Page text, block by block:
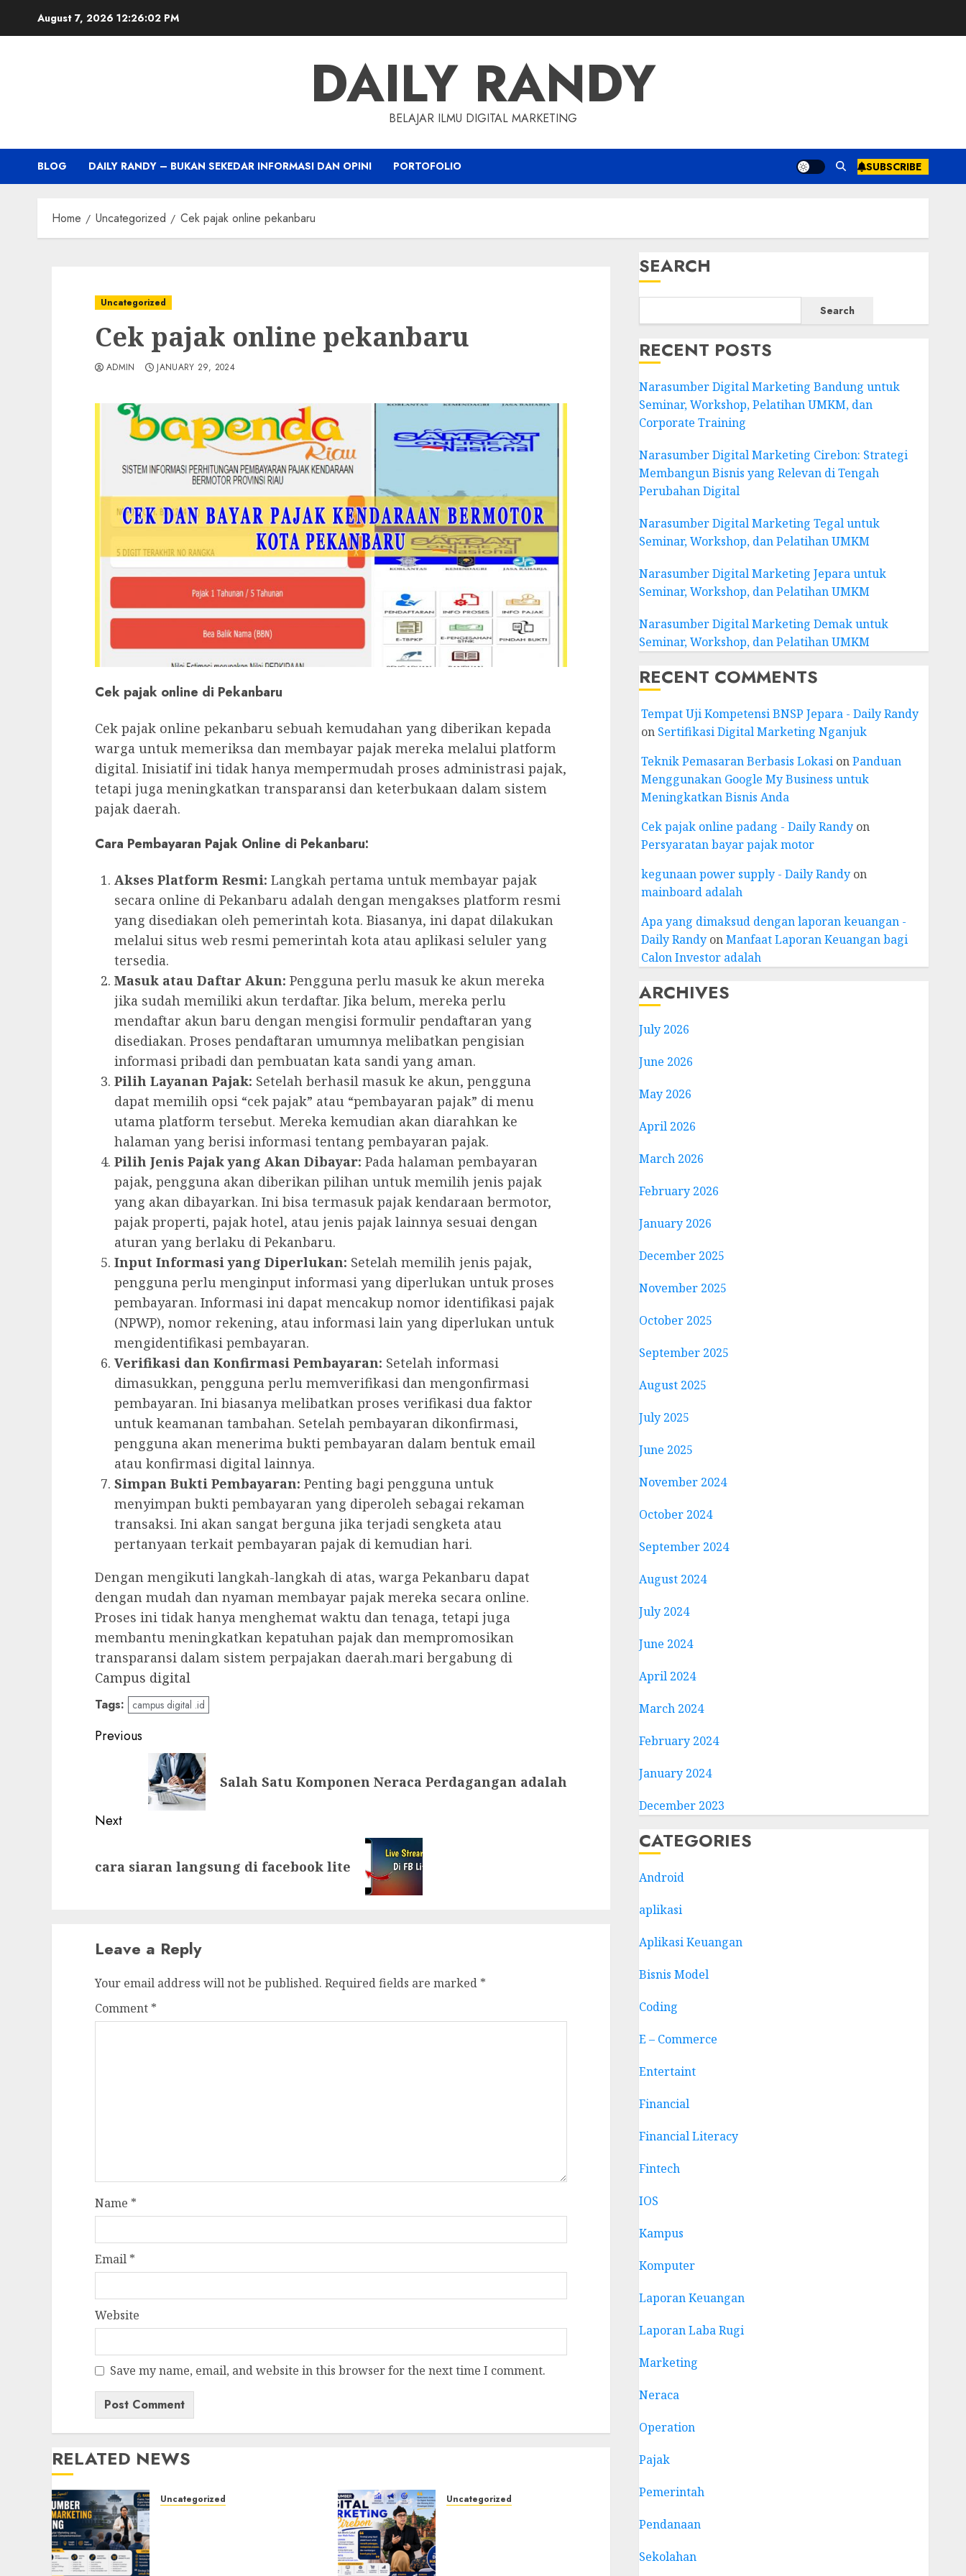
August 7, 2026 12:26:03 PM
DAILY RANDY
BELAJAR ILMU DIGITAL MARKETING
BLOG DAILY RANDY – BUKAN SEKEDAR INFORMASI DAN OPINI PORTOFOLIO SUBSCRIBE
Home Uncategorized Cek pajak online pekanbaru
Uncategorized
Cek pajak online pekanbaru
ADMIN JANUARY 29, 2024
Cek pajak online di Pekanbaru
Cek pajak online pekanbaru sebuah kemudahan yang diberikan kepada
warga untuk memeriksa dan membayar pajak mereka melalui platform
digital. Inisiatif ini tidak hanya mempermudah proses administrasi pajak,
tetapi juga meningkatkan transparansi dan keterbukaan dalam sistem
pajak daerah.
Cara Pembayaran Pajak Online di Pekanbaru:
Akses Platform Resmi: Langkah pertama untuk membayar pajak
secara online di Pekanbaru adalah dengan mengakses platform resmi
yang disediakan oleh pemerintah kota. Biasanya, ini dapat dilakukan
melalui situs web resmi pemerintah kota atau aplikasi seluler yang
tersedia.
Masuk atau Daftar Akun: Pengguna perlu masuk ke akun mereka
jika sudah memiliki akun terdaftar. Jika belum, mereka perlu
mendaftar akun baru dengan mengisi formulir pendaftaran yang
disediakan. Proses pendaftaran umumnya melibatkan pengisian
informasi pribadi dan pembuatan kata sandi yang aman.
Pilih Layanan Pajak: Setelah berhasil masuk ke akun, pengguna
dapat memilih opsi “cek pajak” atau “pembayaran pajak” di menu
utama platform tersebut. Mereka kemudian akan diarahkan ke
halaman yang berisi informasi tentang pembayaran pajak.
Pilih Jenis Pajak yang Akan Dibayar: Pada halaman pembayaran
pajak, pengguna akan diberikan pilihan untuk memilih jenis pajak
yang akan dibayarkan. Ini bisa termasuk pajak kendaraan bermotor,
pajak properti, pajak hotel, atau jenis pajak lainnya sesuai dengan
aturan yang berlaku di Pekanbaru.
Input Informasi yang Diperlukan: Setelah memilih jenis pajak,
pengguna perlu menginput informasi yang diperlukan untuk proses
pembayaran. Informasi ini dapat mencakup nomor identifikasi pajak
(NPWP), nomor rekening, atau informasi lain yang diperlukan untuk
mengidentifikasi pembayaran.
Verifikasi dan Konfirmasi Pembayaran: Setelah informasi
dimasukkan, pengguna perlu memverifikasi dan mengonfirmasi
pembayaran. Ini biasanya melibatkan proses verifikasi dua faktor
untuk keamanan tambahan. Setelah pembayaran dikonfirmasi,
pengguna akan menerima bukti pembayaran dalam bentuk email
atau konfirmasi digital lainnya.
Simpan Bukti Pembayaran: Penting bagi pengguna untuk
menyimpan bukti pembayaran yang diperoleh sebagai rekaman
transaksi. Ini akan sangat berguna jika terjadi sengketa atau
pertanyaan terkait pembayaran pajak di kemudian hari.
Dengan mengikuti langkah-langkah di atas, warga Pekanbaru dapat
dengan mudah dan nyaman membayar pajak mereka secara online.
Proses ini tidak hanya menghemat waktu dan tenaga, tetapi juga
membantu meningkatkan kepatuhan pajak dan mempromosikan
transparansi dalam sistem perpajakan daerah.mari bergabung di
Campus digital
Tags: campus digital .id
Post
navigation
Previous
Salah Satu Komponen Neraca Perdagangan adalah
Next
post:
cara siaran langsung di facebook lite
Leave a Reply
Your email address will not be published. Required fields are marked *
Comment *
Name *
Email *
Website
Save my name, email, and website in this browser for the next time I comment.
RELATED NEWS
Uncategorized Uncategorized
SEARCH
Search
RECENT POSTS
Narasumber Digital Marketing Bandung untuk
Seminar, Workshop, Pelatihan UMKM, dan
Corporate Training
Narasumber Digital Marketing Cirebon: Strategi
Membangun Bisnis yang Relevan di Tengah
Perubahan Digital
Narasumber Digital Marketing Tegal untuk
Seminar, Workshop, dan Pelatihan UMKM
Narasumber Digital Marketing Jepara untuk
Seminar, Workshop, dan Pelatihan UMKM
Narasumber Digital Marketing Demak untuk
Seminar, Workshop, dan Pelatihan UMKM
RECENT COMMENTS
Tempat Uji Kompetensi BNSP Jepara - Daily Randy
on Sertifikasi Digital Marketing Nganjuk
Teknik Pemasaran Berbasis LokasionPanduan
Menggunakan Google My Business untuk
Meningkatkan Bisnis Anda
Cek pajak online padang - Daily Randyon
Persyaratan bayar pajak motor
kegunaan power supply - Daily Randyon
mainboard adalah
Apa yang dimaksud dengan laporan keuangan -
Daily RandyonManfaat Laporan Keuangan bagi
Calon Investor adalah
ARCHIVES
July 2026
June 2026
May 2026
April 2026
March 2026
February 2026
January 2026
December 2025
November 2025
October 2025
September 2025
August 2025
July 2025
June 2025
November 2024
October 2024
September 2024
August 2024
July 2024
June 2024
April 2024
March 2024
February 2024
January 2024
December 2023
CATEGORIES
Android
aplikasi
Aplikasi Keuangan
Bisnis Model
Coding
E – Commerce
Entertaint
Financial
Financial Literacy
Fintech
IOS
Kampus
Komputer
Laporan Keuangan
Laporan Laba Rugi
Marketing
Neraca
Operation
Pajak
Pemerintah
Pendanaan
Sekolahan